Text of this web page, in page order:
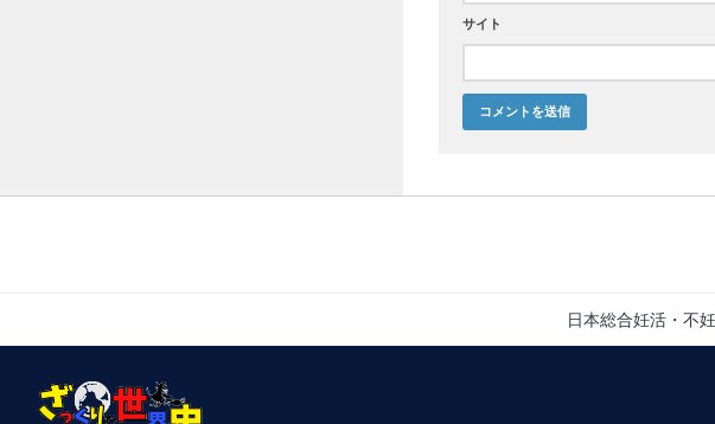
サイト
日本総合妊活・不